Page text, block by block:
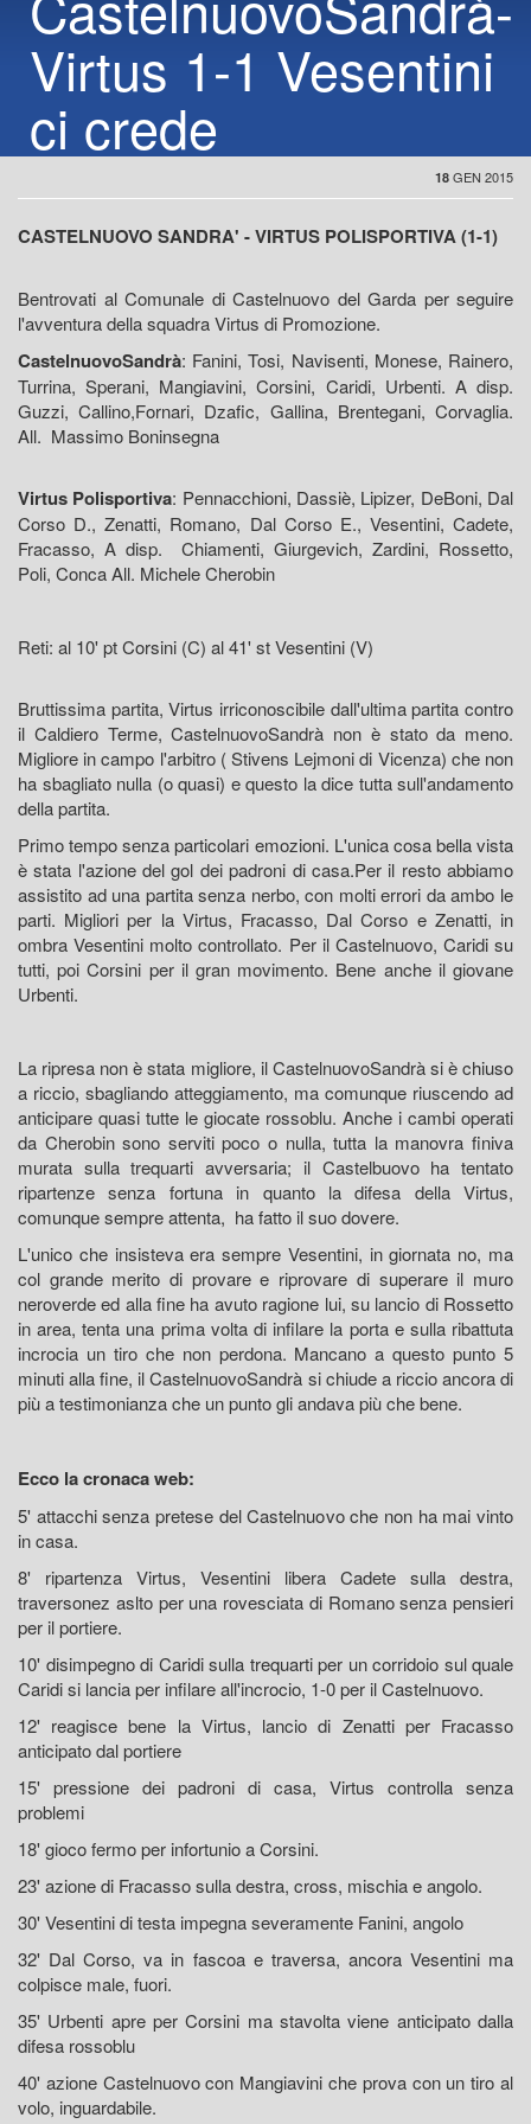
Virtus 1-1 Vesentini
ci crede
18 GEN 2015
CASTELNUOVO SANDRA' - VIRTUS POLISPORTIVA (1-1)
Bentrovati al Comunale di Castelnuovo del Garda per seguire
l'avventura della squadra Virtus di Promozione.
CastelnuovoSandrà: Fanini, Tosi, Navisenti, Monese, Rainero,
Turrina, Sperani, Mangiavini, Corsini, Caridi, Urbenti. A disp.
Guzzi, Callino,Fornari, Dzafic, Gallina, Brentegani, Corvaglia.
All. Massimo Boninsegna
Virtus Polisportiva: Pennacchioni, Dassiè, Lipizer, DeBoni, Dal
Corso D., Zenatti, Romano, Dal Corso E., Vesentini, Cadete,
Fracasso, A disp. Chiamenti, Giurgevich, Zardini, Rossetto,
Poli, Conca All. Michele Cherobin
Reti: al 10' pt Corsini (C) al 41' st Vesentini (V)
Bruttissima partita, Virtus irriconoscibile dall'ultima partita contro
il Caldiero Terme, CastelnuovoSandrà non è stato da meno.
Migliore in campo l'arbitro ( Stivens Lejmoni di Vicenza) che non
ha sbagliato nulla (o quasi) e questo la dice tutta sull'andamento
della partita.
Primo tempo senza particolari emozioni. L'unica cosa bella vista
è stata l'azione del gol dei padroni di casa.Per il resto abbiamo
assistito ad una partita senza nerbo, con molti errori da ambo le
parti. Migliori per la Virtus, Fracasso, Dal Corso e Zenatti, in
ombra Vesentini molto controllato. Per il Castelnuovo, Caridi su
tutti, poi Corsini per il gran movimento. Bene anche il giovane
Urbenti.
La ripresa non è stata migliore, il CastelnuovoSandrà si è chiuso
a riccio, sbagliando atteggiamento, ma comunque riuscendo ad
anticipare quasi tutte le giocate rossoblu. Anche i cambi operati
da Cherobin sono serviti poco o nulla, tutta la manovra finiva
murata sulla trequarti avversaria; il Castelbuovo ha tentato
ripartenze senza fortuna in quanto la difesa della Virtus,
comunque sempre attenta, ha fatto il suo dovere.
L'unico che insisteva era sempre Vesentini, in giornata no, ma
col grande merito di provare e riprovare di superare il muro
neroverde ed alla fine ha avuto ragione lui, su lancio di Rossetto
in area, tenta una prima volta di infilare la porta e sulla ribattuta
incrocia un tiro che non perdona. Mancano a questo punto 5
minuti alla fine, il CastelnuovoSandrà si chiude a riccio ancora di
più a testimonianza che un punto gli andava più che bene.
Ecco la cronaca web:
5' attacchi senza pretese del Castelnuovo che non ha mai vinto
in casa.
8' ripartenza Virtus, Vesentini libera Cadete sulla destra,
traversonez aslto per una rovesciata di Romano senza pensieri
per il portiere.
10' disimpegno di Caridi sulla trequarti per un corridoio sul quale
Caridi si lancia per infilare all'incrocio, 1-0 per il Castelnuovo.
12' reagisce bene la Virtus, lancio di Zenatti per Fracasso
anticipato dal portiere
15' pressione dei padroni di casa, Virtus controlla senza
problemi
18' gioco fermo per infortunio a Corsini.
23' azione di Fracasso sulla destra, cross, mischia e angolo.
30' Vesentini di testa impegna severamente Fanini, angolo
32' Dal Corso, va in fascoa e traversa, ancora Vesentini ma
colpisce male, fuori.
35' Urbenti apre per Corsini ma stavolta viene anticipato dalla
difesa rossoblu
40' azione Castelnuovo con Mangiavini che prova con un tiro al
volo, inguardabile.